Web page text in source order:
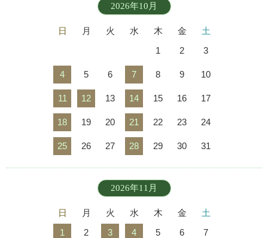
2026年10月
日 月 火 水 木 金
土
1
2 3
4 5 6 7 8 9 10
11 12 13 14 15 16 17
18 19 20 21 22 23 24
25 26 27 28 29 30 31
2026年11月
日 月 火 水 木 金
土
1
2 3 4 5 6 7